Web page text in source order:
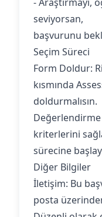
seviyorsan,
başvurunu
Seçim Süreci
Form Doldur:
kısmında
doldurmalısın.
kriterlerini
sürecine
Diğer Bilgiler
İletişim: Bu
posta